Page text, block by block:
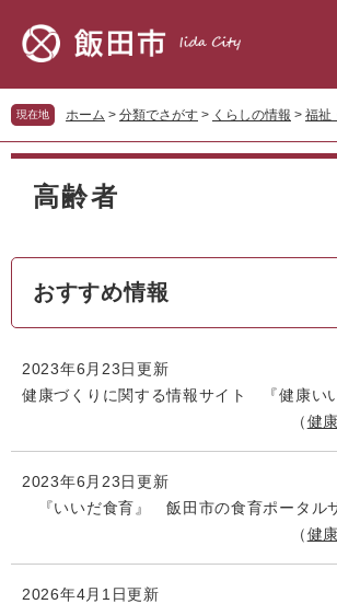
先
頭
を
飛
へ
現在地 ホーム > 分類でさがす > くらしの情報 > 福祉
本
高齢者
おすすめ情報
2023年6月23日更新
健康づくりに関する情報サイト 『健康い
健
2023年6月23日更新
『いいだ食育』 飯田市の食育ポータル
健
2026年4月1日更新